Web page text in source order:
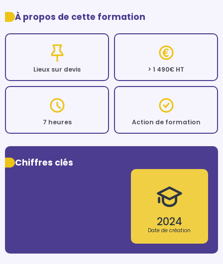
À propos de cette formation
Lieux sur devis > 1 490€ HT
7 heures Action de formation
Chiffres clés
2024
Date de création